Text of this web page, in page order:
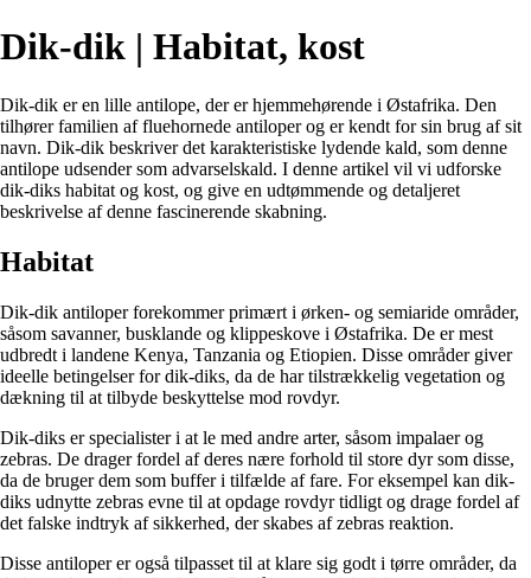
Dik-dik | Habitat, kost
Dik-dik er en lille antilope, der er hjemmehørende i Østafrika. Den
tilhører familien af fluehornede antiloper og er kendt for sin brug af sit
navn. Dik-dik beskriver det karakteristiske lydende kald, som denne
antilope udsender som advarselskald. I denne artikel vil vi udforske
dik-diks habitat og kost, og give en udtømmende og detaljeret
beskrivelse af denne fascinerende skabning.
Habitat
Dik-dik antiloper forekommer primært i ørken- og semiaride områder,
såsom savanner, busklande og klippeskove i Østafrika. De er mest
udbredt i landene Kenya, Tanzania og Etiopien. Disse områder giver
ideelle betingelser for dik-diks, da de har tilstrækkelig vegetation og
dækning til at tilbyde beskyttelse mod rovdyr.
Dik-diks er specialister i at le med andre arter, såsom impalaer og
zebras. De drager fordel af deres nære forhold til store dyr som disse,
da de bruger dem som buffer i tilfælde af fare. For eksempel kan dik-
diks udnytte zebras evne til at opdage rovdyr tidligt og drage fordel af
det falske indtryk af sikkerhed, der skabes af zebras reaktion.
Disse antiloper er også tilpasset til at klare sig godt i tørre områder, da